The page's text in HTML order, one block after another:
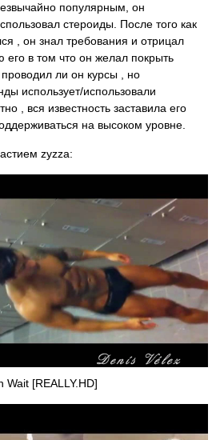
популярным, он
стероиды. После того как
, он знал требования и отрицал
в том что он желал покрыть
ли он курсы , но
использует/использовали
, вся известность заставила его
на высоком уровне.
zyzza:
[REALLY.HD]